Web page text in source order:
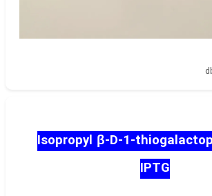
Isopropyl β-D-1-
IPTG